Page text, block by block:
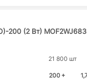
200 (2 Вт)
21 800 шт
200 +